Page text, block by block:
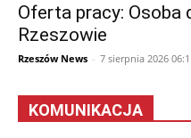
Oferta pracy: Osoba
Rzeszowie
Rzeszów News - 7 sierpnia 2026
KOMUNIKACJA